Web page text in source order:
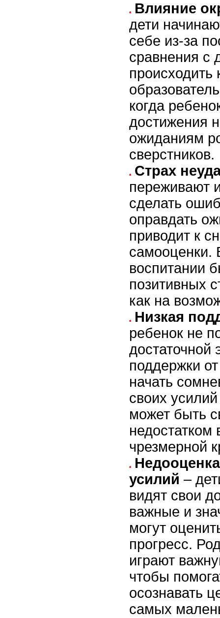
Влияние
дети
себе из-за
сравнения с
происходить
когда
достижения
ожиданиям
сверстников.
Страх
переживают
сделать
оправдать
приводит к
самооценки.
воспитании
позитивных
как на
Низкая
ребенок не
достаточной
поддержки
начать
своих
может быть
недостатком
чрезмерной
усилий –
видят свои
важные и
могут
прогресс.
играют
чтобы
осознавать
самых